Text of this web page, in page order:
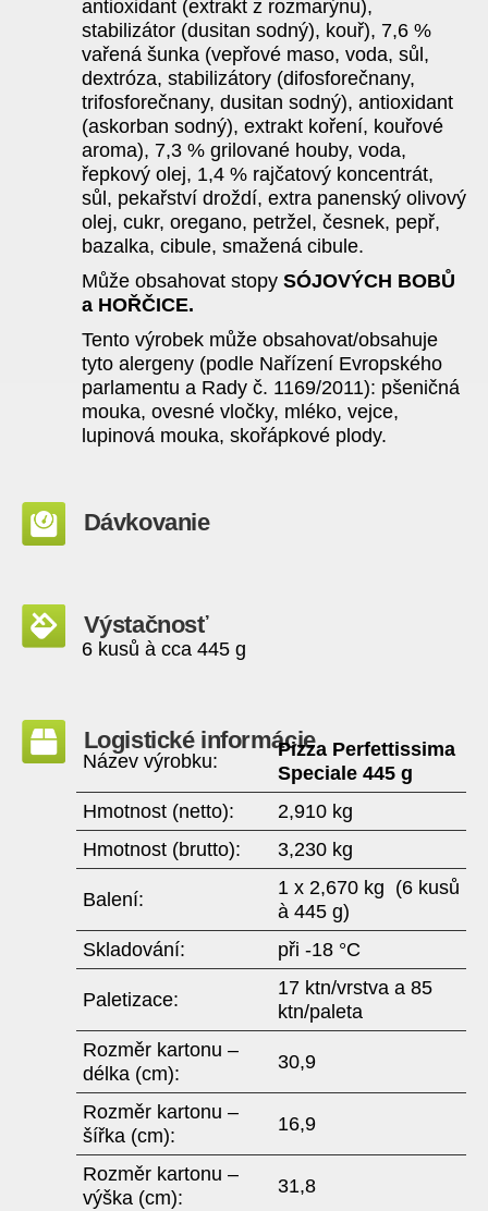
antioxidant (extrakt z rozmarýnu),
stabilizátor (dusitan sodný), kouř), 7,6 %
vařená šunka (vepřové maso, voda, sůl,
dextróza, stabilizátory (difosforečnany,
trifosforečnany, dusitan sodný), antioxidant
(askorban sodný), extrakt koření, kouřové
aroma), 7,3 % grilované houby, voda,
řepkový olej, 1,4 % rajčatový koncentrát,
sůl, pekařství droždí, extra panenský olivový
olej, cukr, oregano, petržel, česnek, pepř,
bazalka, cibule, smažená cibule.
Může obsahovat stopy SÓJOVÝCH BOBŮ
a HOŘČICE.
Tento výrobek může obsahovat/obsahuje
tyto alergeny (podle Nařízení Evropského
parlamentu a Rady č. 1169/2011): pšeničná
mouka, ovesné vločky, mléko, vejce,
lupinová mouka, skořápkové plody.
Dávkovanie
Výstačnosť
6 kusů à cca 445 g
Logistické informácie
Název výrobku:
Pizza Perfettissima
Speciale 445 g
Hmotnost (netto):
2,910 kg
Hmotnost (brutto):
3,230 kg
Balení:
1 x 2,670 kg (6 kusů
à 445 g)
Skladování:
při -18 °C
Paletizace:
17 ktn/vrstva a 85
ktn/paleta
Rozměr kartonu –
délka (cm):
30,9
Rozměr kartonu –
šířka (cm):
16,9
Rozměr kartonu –
výška (cm):
31,8